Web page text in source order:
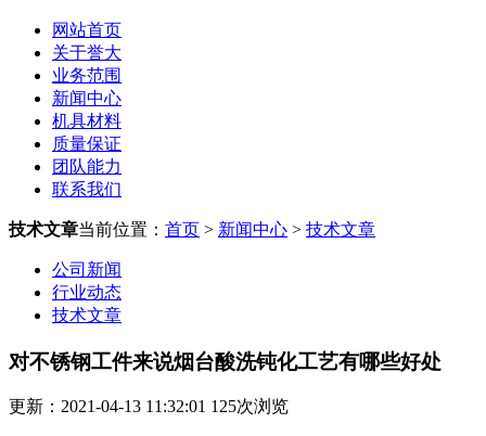
网站首页
关于誉大
业务范围
新闻中心
机具材料
质量保证
团队能力
联系我们
技术文章当前位置： 首页 > 新闻中心 > 技术文章
公司新闻
行业动态
技术文章
​对不锈钢工件来说烟台酸洗钝化工艺有哪些好处
更新：2021-04-13 11:32:01 125次浏览